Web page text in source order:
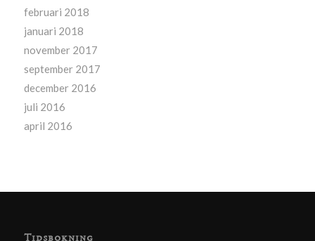
februari 2018
januari 2018
november 2017
september 2017
december 2016
juli 2016
april 2016
Tidsbokning